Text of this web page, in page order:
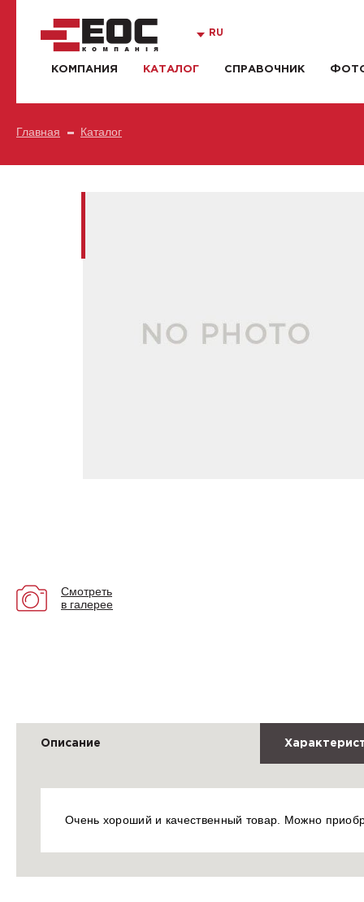
RU
КОМПАНИЯ КАТАЛОГ СПРАВОЧНИК
Главная Каталог
Смотреть
в галерее
Описание
Очень хороший и качественный товар. Можно